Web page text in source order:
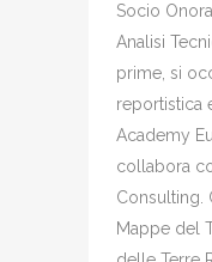
Socio
Analisi
prime, si
reportistica
Academy
collabora
Consulting.
Mappe del